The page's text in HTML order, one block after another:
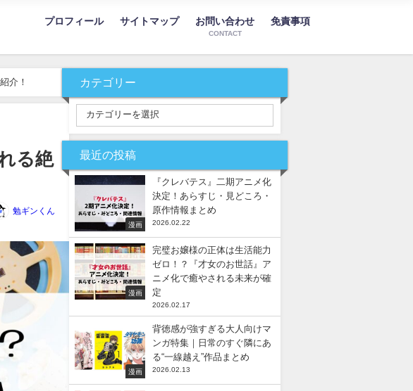
プロフィール サイトマップ お問い合わせ
CONTACT
免責事項
介！
る絶
勉ギンくん
カテゴリー
最近の投稿
漫画
『クレバテス』二期アニメ化
決定！あらすじ・見どころ・
原作情報まとめ
2026.02.22
漫画
完璧お嬢様の正体は生活能力
ゼロ！？『才女のお世話』ア
ニメ化で癒やされる未来が確
定
2026.02.17
漫画
背徳感が強すぎる大人向けマ
ンガ特集｜日常のすぐ隣にあ
る“一線越え”作品まとめ
2026.02.13